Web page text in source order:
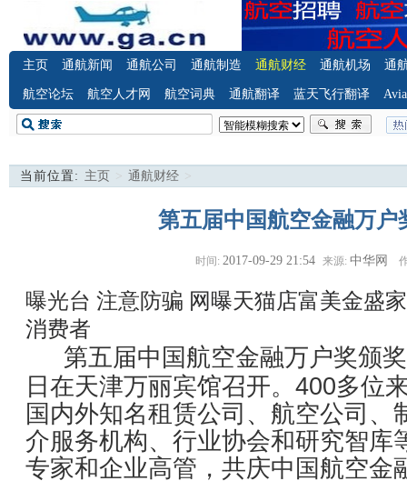
主页 通航新闻 通航公司 通航制造 通航财经 通航机场 通
航空论坛 航空人才网 航空词典 通航翻译 蓝天飞行翻译
当前位置: 主页 > 通航财经 >
第五届中国航空金融万户
时间: 2017-09-29 21:54 来源: 中华网
曝光台 注意防骗 网曝天猫店富美金盛
消费者
第五届中国航空金融万户奖颁
日在天津万丽宾馆召开。400多位
国内外知名租赁公司、航空公司、
介服务机构、行业协会和研究智库
专家和企业高管，共庆中国航空金